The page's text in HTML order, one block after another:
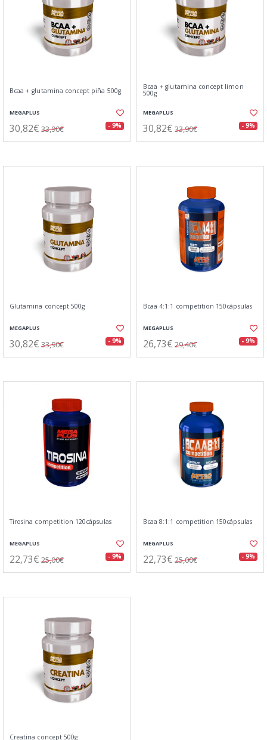
Bcaa + glutamina concept piña 500g
MEGAPLUS
30,82€ 33,90€ - 9%
Bcaa + glutamina concept limon
500g
MEGAPLUS
30,82€ 33,90€ - 9%
Glutamina concept 500g
MEGAPLUS
30,82€ 33,90€ - 9%
Bcaa 4:1:1 competition 150cápsulas
MEGAPLUS
26,73€ 29,40€ - 9%
Tirosina competition 120cápsulas
MEGAPLUS
22,73€ 25,00€ - 9%
Bcaa 8:1:1 competition 150cápsulas
MEGAPLUS
22,73€ 25,00€ - 9%
Creatina concept 500g